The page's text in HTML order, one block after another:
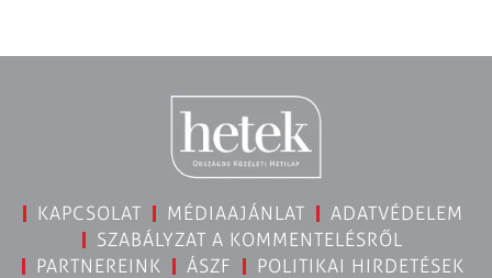
KAPCSOLAT MÉDIAAJÁNLAT
ADATVÉDELEM
SZABÁLYZAT A KOMMENTELÉSRŐL
PARTNEREINK
ÁSZF
POLITIKAI HIRDETÉSEK